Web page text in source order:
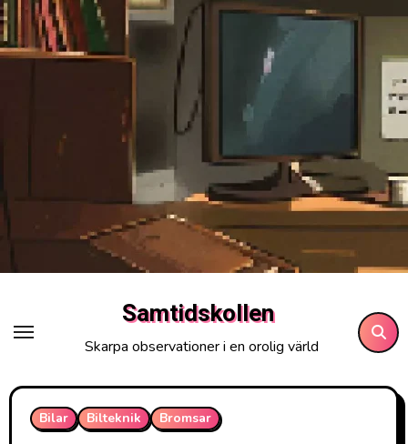
Hoppa
till
innehåll
Samtidskollen
Skarpa observationer i en orolig värld
Bilar Bilteknik Bromsar